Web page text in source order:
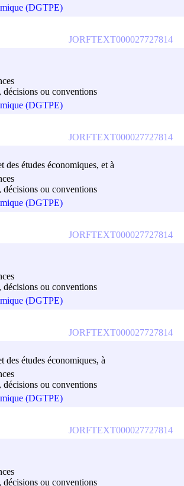
(DGTPE)
décisions ou conventions
(DGTPE)
JORFTEXT000027727814
des études économiques, et à
décisions ou conventions
(DGTPE)
JORFTEXT000027727814
décisions ou conventions
(DGTPE)
JORFTEXT000027727814
des études économiques, à
décisions ou conventions
(DGTPE)
JORFTEXT000027727814
décisions ou conventions
JORFTEXT000027727814